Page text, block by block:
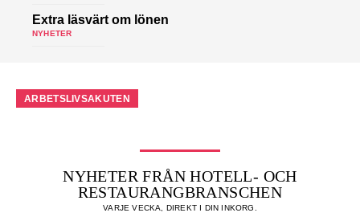
Extra läsvärt om lönen
NYHETER
ARBETSLIVSAKUTEN
NYHETER FRÅN HOTELL- OCH
RESTAURANGBRANSCHEN
VARJE VECKA, DIREKT I DIN INKORG.